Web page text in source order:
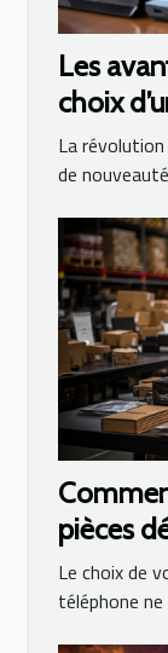
Les
choix
La
de
pièces
Le choix de
téléphone